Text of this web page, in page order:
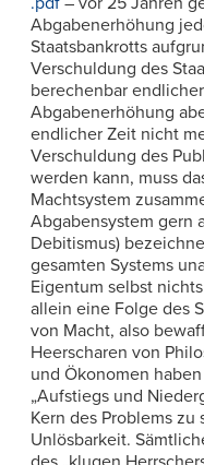
Abgabenerhöhung
Staatsbankrotts
Verschuldung des
berechenbar
Abgabenerhöhung
endlicher Zeit nicht
Verschuldung des
werden kann, muss
Machtsystem
Abgabensystem gern
Debitismus)
gesamten Systems
Eigentum selbst
allein eine Folge des
von Macht, also
Heerscharen von
und Ökonomen
„Aufstiegs und
Kern des Problems
Unlösbarkeit.